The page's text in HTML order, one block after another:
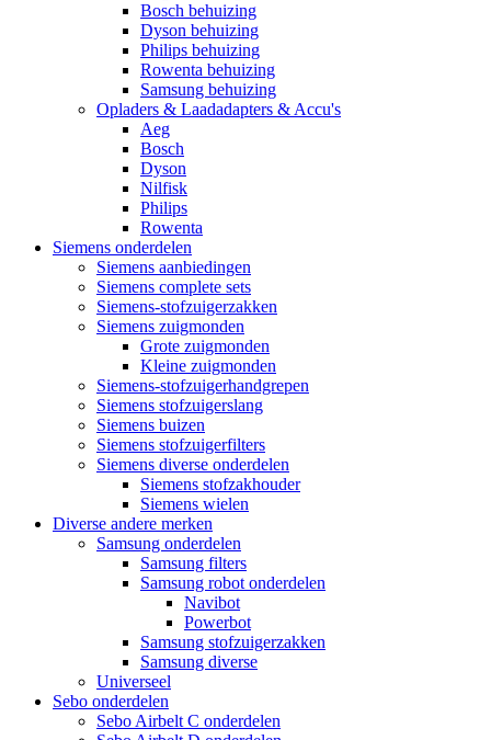
Bosch behuizing
Dyson behuizing
Philips behuizing
Rowenta behuizing
Samsung behuizing
Opladers & Laadadapters & Accu's
Aeg
Bosch
Dyson
Nilfisk
Philips
Rowenta
Siemens onderdelen
Siemens aanbiedingen
Siemens complete sets
Siemens-stofzuigerzakken
Siemens zuigmonden
Grote zuigmonden
Kleine zuigmonden
Siemens-stofzuigerhandgrepen
Siemens stofzuigerslang
Siemens buizen
Siemens stofzuigerfilters
Siemens diverse onderdelen
Siemens stofzakhouder
Siemens wielen
Diverse andere merken
Samsung onderdelen
Samsung filters
Samsung robot onderdelen
Navibot
Powerbot
Samsung stofzuigerzakken
Samsung diverse
Universeel
Sebo onderdelen
Sebo Airbelt C onderdelen